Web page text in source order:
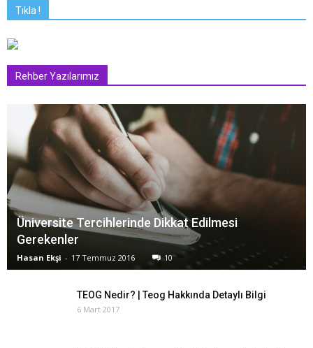
Tıkla !
Rehber Yazılarımız
Üniversite Tercihlerinde Dikkat Edilmesi
Gerekenler
Hasan Ekşi - 17 Temmuz 2016 10
TEOG Nedir? | Teog Hakkında Detaylı Bilgi
6 Mart 2017